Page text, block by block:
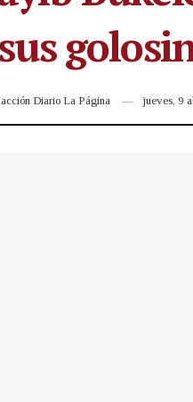
Diario La Página jueves, 9